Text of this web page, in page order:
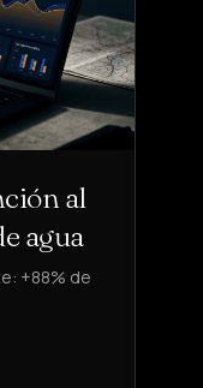
al
agua
+88% de